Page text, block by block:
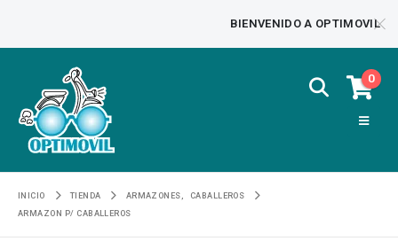
BIENVENIDO A OPTIMOVIL
0
INICIO TIENDA ARMAZONES
CABALLEROS
ARMAZON P/ CABALLEROS